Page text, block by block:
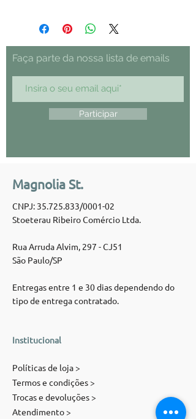
Faça parte da nossa lista de emails
Participar
Magnolia St.
CNPJ: 35.725.833/0001-02
Stoeterau Ribeiro Comércio Ltda.
Rua Arruda Alvim, 297 - CJ51
São Paulo/SP
Entregas entre 1 e 30 dias dependendo do
tipo de entrega contratado.
Institucional
Políticas de loja >
Termos e condições >
Trocas e devoluções >
Atendimento >